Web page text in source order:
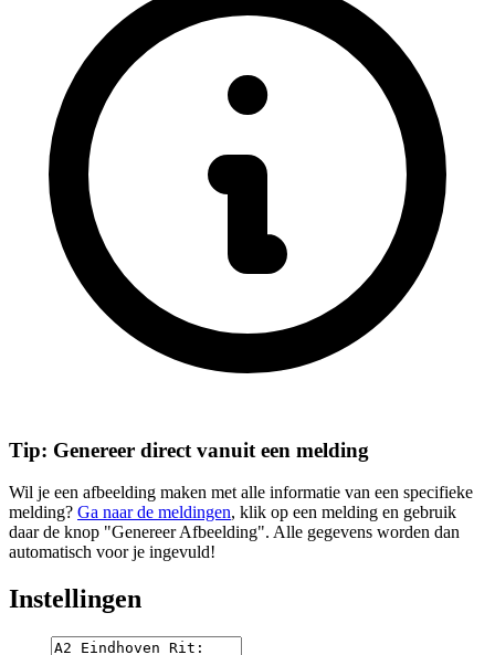
Tip: Genereer direct vanuit een melding
Wil je een afbeelding maken met alle informatie van een specifieke
melding? Ga naar de meldingen, klik op een melding en gebruik
daar de knop "Genereer Afbeelding". Alle gegevens worden dan
automatisch voor je ingevuld!
Instellingen